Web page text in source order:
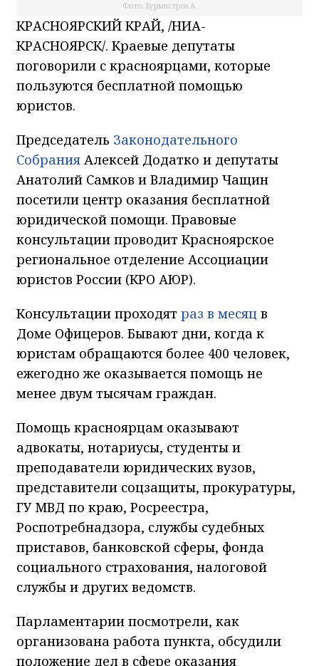
Фото: Бурмистров А.
КРАСНОЯРСКИЙ КРАЙ, /НИА-
КРАСНОЯРСК/. Краевые депутаты
поговорили с красноярцами, которые
пользуются бесплатной помощью
юристов.
Председатель Законодательного
Собрания Алексей Додатко и депутаты
Анатолий Самков и Владимир Чащин
посетили центр оказания бесплатной
юридической помощи. Правовые
консультации проводит Красноярское
региональное отделение Ассоциации
юристов России (КРО АЮР).
Консультации проходят раз в месяц в
Доме Офицеров. Бывают дни, когда к
юристам обращаются более 400 человек,
ежегодно же оказывается помощь не
менее двум тысячам граждан.
Помощь красноярцам оказывают
адвокаты, нотариусы, студенты и
преподаватели юридических вузов,
представители соцзащиты, прокуратуры,
ГУ МВД по краю, Росреестра,
Роспотребнадзора, службы судебных
приставов, банковской сферы, фонда
социального страхования, налоговой
службы и других ведомств.
Парламентарии посмотрели, как
организована работа пункта, обсудили
положение дел в сфере оказания